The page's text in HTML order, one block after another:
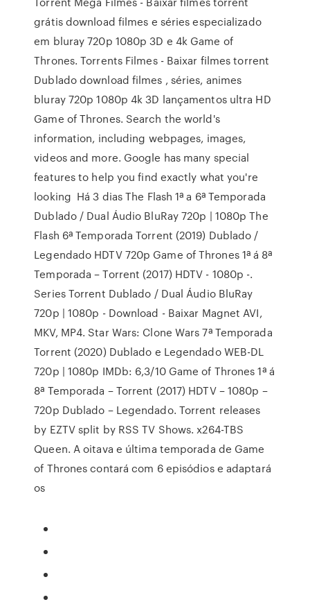
grátis download filmes e séries especializado
em bluray 720p 1080p 3D e 4k Game of
Thrones. Torrents Filmes - Baixar filmes torrent
Dublado download filmes , séries, animes
bluray 720p 1080p 4k 3D lançamentos ultra HD
Game of Thrones. Search the world's
information, including webpages, images,
videos and more. Google has many special
features to help you find exactly what you're
looking Há 3 dias The Flash 1ª a 6ª Temporada
Dublado / Dual Áudio BluRay 720p | 1080p The
Flash 6ª Temporada Torrent (2019) Dublado /
Legendado HDTV 720p Game of Thrones 1ª á 8ª
Temporada – Torrent (2017) HDTV - 1080p -.
Series Torrent Dublado / Dual Áudio BluRay
720p | 1080p - Download - Baixar Magnet AVI,
MKV, MP4. Star Wars: Clone Wars 7ª Temporada
Torrent (2020) Dublado e Legendado WEB-DL
720p | 1080p IMDb: 6,3/10 Game of Thrones 1ª á
8ª Temporada – Torrent (2017) HDTV – 1080p –
720p Dublado – Legendado. Torrent releases
by EZTV split by RSS TV Shows. x264-TBS
Queen. A oitava e última temporada de Game
of Thrones contará com 6 episódios e adaptará
os